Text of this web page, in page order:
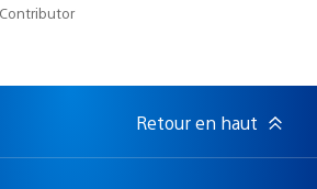
Retour en haut